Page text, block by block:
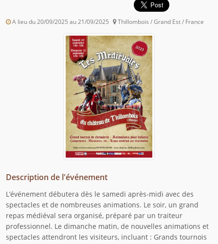
A lieu du 20/09/2025 au 21/09/2025 Thillombois / Grand Est / France
Description de l'événement
L’événement débutera dès le samedi après-midi avec des
spectacles et de nombreuses animations. Le soir, un grand
repas médiéval sera organisé, préparé par un traiteur
professionnel. Le dimanche matin, de nouvelles animations et
spectacles attendront les visiteurs, incluant : Grands tournois